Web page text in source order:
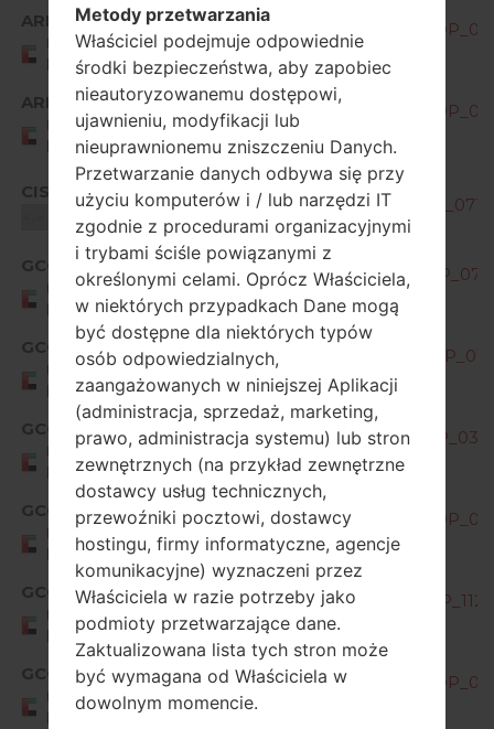
ARE
United Arab
Emirates
ARE
United Arab
Emirates
CIS
Unknown
GCC
United Arab
Emirates
GCC
United Arab
Emirates
GCC
United Arab
Emirates
GCC
United Arab
Emirates
GCC
United Arab
Emirates
GCC
United Arab
Emirates
Metody przetwarzania
Właściciel podejmuje odpowiednie
środki bezpieczeństwa, aby zapobiec
nieautoryzowanemu dostępowi,
ujawnieniu, modyfikacji lub
nieuprawnionemu zniszczeniu Danych.
Przetwarzanie danych odbywa się przy
użyciu komputerów i / lub narzędzi IT
zgodnie z procedurami organizacyjnymi
i trybami ściśle powiązanymi z
określonymi celami. Oprócz Właściciela,
w niektórych przypadkach Dane mogą
być dostępne dla niektórych typów
osób odpowiedzialnych,
zaangażowanych w niniejszej Aplikacji
(administracja, sprzedaż, marketing,
prawo, administracja systemu) lub stron
zewnętrznych (na przykład zewnętrzne
dostawcy usług technicznych,
przewoźniki pocztowi, dostawcy
hostingu, firmy informatyczne, agencje
komunikacyjne) wyznaczeni przez
Właściciela w razie potrzeby jako
podmioty przetwarzające dane.
Zaktualizowana lista tych stron może
być wymagana od Właściciela w
dowolnym momencie.